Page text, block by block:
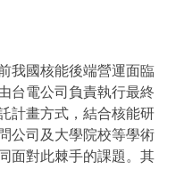
我國核能後端營運面臨
台電公司負責執行最終
計畫方式，結合核能研
公司及大學院校等學術
面對此棘手的課題。其